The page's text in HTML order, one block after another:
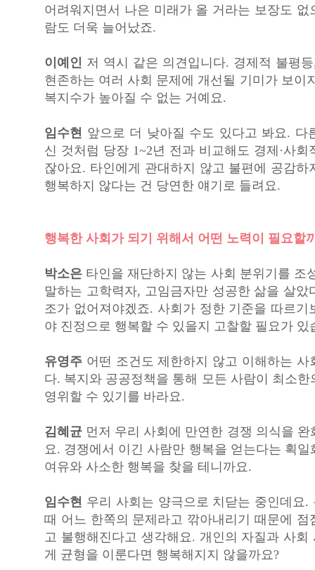
어려워지면서 나은 미래가 올 거라는 보장도 없
람도 더욱 늘어났죠.
이예인 저 역시 같은 의견입니다. 경제적 불평
현존하는 여러 사회 문제에 개선될 기미가 보이
복지수가 높아질 수 없는 거예요.
임수현 앞으로 더 낮아질 수도 있다고 봐요. 다
신 것처럼 당장 1~2년 전과 비교해도 경제·사회
잖아요. 타인에게 관대하지 않고 불편에 공감하
행복하지 않다는 건 당연한 얘기로 들려요.
행복한 사회가 되기 위해서 어떤 노력이 필요할
박소은 타인을 재단하지 않는 사회 분위기를 조
말하는 고학력자, 고임금자만 성공한 삶을 살았
조가 없어져야겠죠. 사회가 정한 기준을 따르기
야 진정으로 행복할 수 있을지 고찰할 필요가 있
유영주 어떤 조건도 제한하지 않고 이해하는 사
다. 복지와 공공정책을 통해 모든 사람이 최소한
영위할 수 있기를 바라요.
김혜균 먼저 우리 사회에 만연한 경쟁 의식을 완
요. 경쟁에서 이긴 사람만 행복을 얻는다는 획일
여유와 사소한 행복을 찾을 테니까요.
임수현 우리 사회는 양극으로 치닫는 중인데요.
때 어느 한쪽의 문제라고 깎아내리기 때문에 점
고 불행해진다고 생각해요. 개인의 자질과 사회
게 균형을 이룬다면 행복해지지 않을까요?